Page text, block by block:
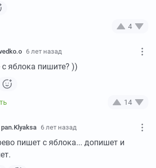
4
6 лет назад
яблока пишите? ))
14
pan.Klyaksa 6 лет назад
пишет с яблока... допишет и